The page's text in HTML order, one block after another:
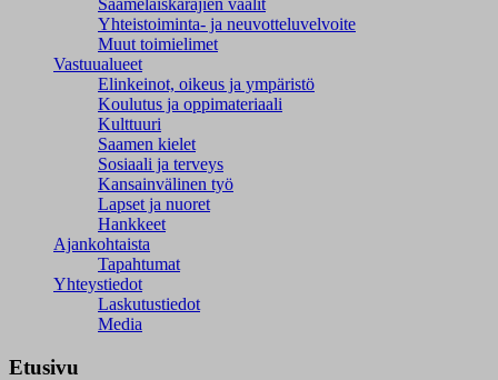
Saamelaiskäräjien vaalit
Yhteistoiminta- ja neuvotteluvelvoite
Muut toimielimet
Vastuualueet
Elinkeinot, oikeus ja ympäristö
Koulutus ja oppimateriaali
Kulttuuri
Saamen kielet
Sosiaali ja terveys
Kansainvälinen työ
Lapset ja nuoret
Hankkeet
Ajankohtaista
Tapahtumat
Yhteystiedot
Laskutustiedot
Media
Etusivu